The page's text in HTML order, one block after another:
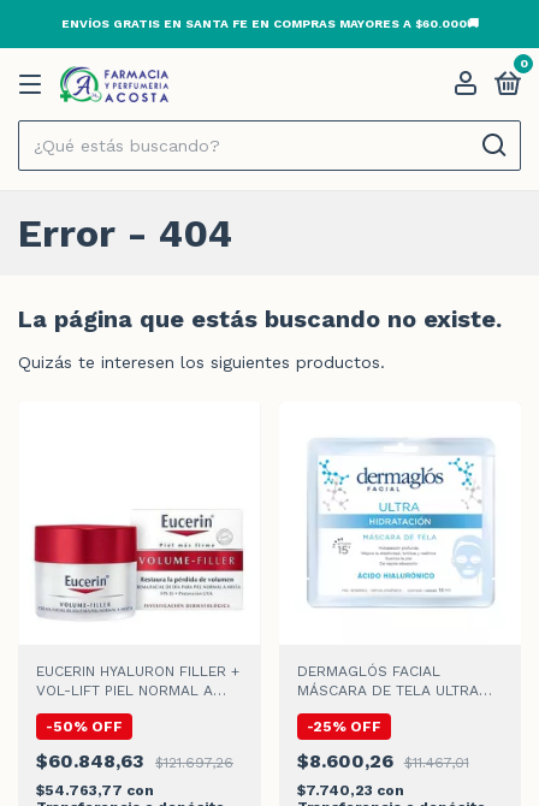
ENVÍOS GRATIS EN SANTA FE EN COMPRAS MAYORES A $60.000🚚
0
Error - 404
La página que estás buscando no existe.
Quizás te interesen los siguientes productos.
EUCERIN HYALURON FILLER +
VOL-LIFT PIEL NORMAL A
-50% OFF
$60.848,63
$121.697,26
$54.763,77 con
DERMAGLÓS FACIAL
MÁSCARA DE TELA ULTRA
-25% OFF
$8.600,26
$11.467,01
$7.740,23 con